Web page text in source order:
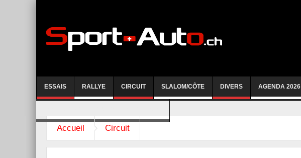
ESSAIS RALLYE CIRCUIT SLALOM/CÔTE DIVERS AGENDA 2026
Accueil Circuit